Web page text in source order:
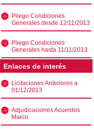
Pliego Condiciones
Generales desde 12/11/2013
Pliego Condiciones
Generales hasta 11/11/2013
Enlaces de interés
Licitaciones Anteriores a
01/12/2013
Adjudicaciones Acuerdos
Marco